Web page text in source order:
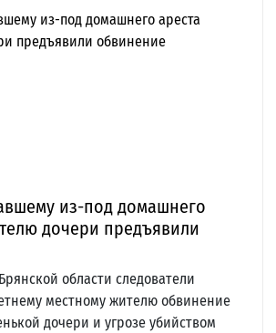
из-под домашнего
дочери предъявили
области следователи
местному жителю обвинение
дочери и угрозе убийством